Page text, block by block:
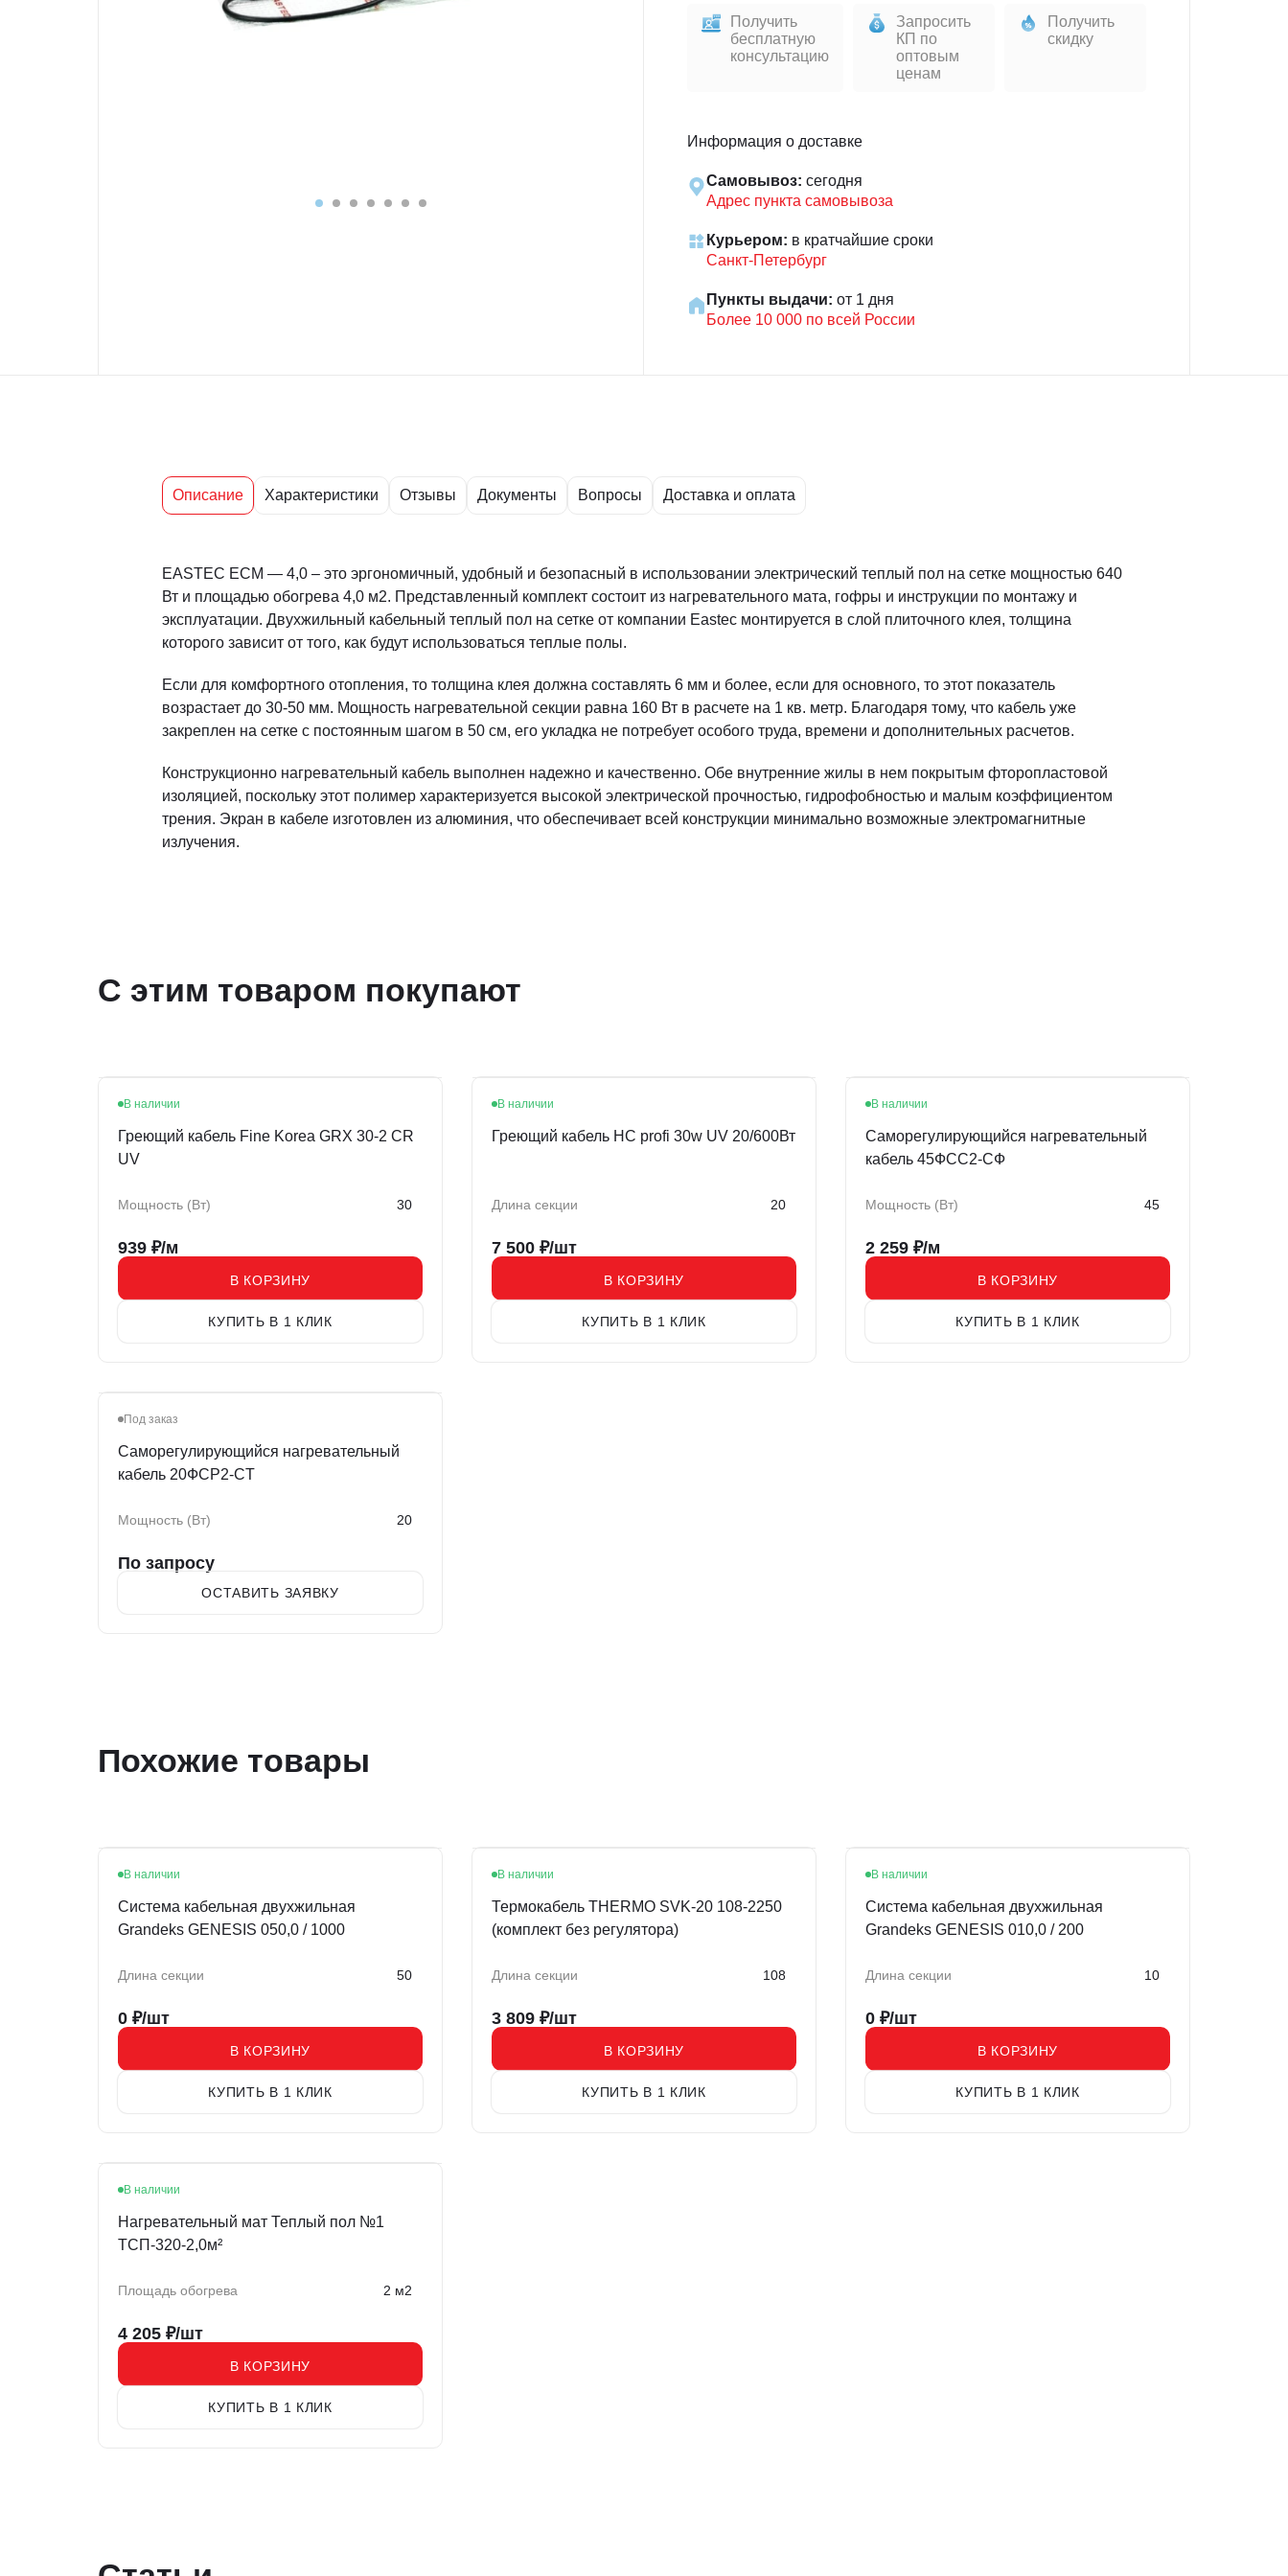
Получить
бесплатную
консультацию
Запросить
КП по
оптовым
ценам
Получить
скидку
Информация о доставке
Самовывоз: сегодня
Адрес пункта самовывоза
Курьером: в кратчайшие сроки
Санкт-Петербург
Пункты выдачи: от 1 дня
Более 10 000 по всей России
Описание Характеристики Отзывы Документы Вопросы Доставка и оплата
EASTEC ECM — 4,0 – это эргономичный, удобный и безопасный в использовании электрический теплый пол на сетке мощностью 640
Вт и площадью обогрева 4,0 м2. Представленный комплект состоит из нагревательного мата, гофры и инструкции по монтажу и
эксплуатации. Двухжильный кабельный теплый пол на сетке от компании Eastec монтируется в слой плиточного клея, толщина
которого зависит от того, как будут использоваться теплые полы.
Если для комфортного отопления, то толщина клея должна составлять 6 мм и более, если для основного, то этот показатель
возрастает до 30-50 мм. Мощность нагревательной секции равна 160 Вт в расчете на 1 кв. метр. Благодаря тому, что кабель уже
закреплен на сетке с постоянным шагом в 50 см, его укладка не потребует особого труда, времени и дополнительных расчетов.
Конструкционно нагревательный кабель выполнен надежно и качественно. Обе внутренние жилы в нем покрытым фторопластовой
изоляцией, поскольку этот полимер характеризуется высокой электрической прочностью, гидрофобностью и малым коэффициентом
трения. Экран в кабеле изготовлен из алюминия, что обеспечивает всей конструкции минимально возможные электромагнитные
излучения.
С этим товаром покупают
Хит
В наличии
Греющий кабель Fine Korea GRX 30-2 CR
UV
Мощность (Вт) 30
939 ₽/м
В КОРЗИНУ
КУПИТЬ В 1 КЛИК
В наличии
Греющий кабель HC profi 30w UV 20/600Вт
Длина секции 20
7 500 ₽/шт
В КОРЗИНУ
КУПИТЬ В 1 КЛИК
В наличии
Саморегулирующийся нагревательный
кабель 45ФСС2-СФ
Мощность (Вт) 45
2 259 ₽/м
В КОРЗИНУ
КУПИТЬ В 1 КЛИК
Под заказ
Саморегулирующийся нагревательный
кабель 20ФСР2-СT
Мощность (Вт) 20
По запросу
ОСТАВИТЬ ЗАЯВКУ
Похожие товары
В наличии
Система кабельная двухжильная
Grandeks GENESIS 050,0 / 1000
Длина секции 50
0 ₽/шт
В КОРЗИНУ
КУПИТЬ В 1 КЛИК
В наличии
Термокабель THERMO SVK-20 108-2250
(комплект без регулятора)
Длина секции 108
3 809 ₽/шт
В КОРЗИНУ
КУПИТЬ В 1 КЛИК
В наличии
Система кабельная двухжильная
Grandeks GENESIS 010,0 / 200
Длина секции 10
0 ₽/шт
В КОРЗИНУ
КУПИТЬ В 1 КЛИК
В наличии
Нагревательный мат Теплый пол №1
ТСП-320-2,0м²
Площадь обогрева 2 м2
4 205 ₽/шт
В КОРЗИНУ
КУПИТЬ В 1 КЛИК